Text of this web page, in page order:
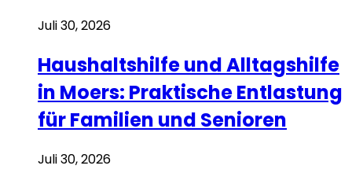
Juli 30, 2026
Haushaltshilfe und Alltagshilfe
in Moers: Praktische Entlastung
für Familien und Senioren
Juli 30, 2026